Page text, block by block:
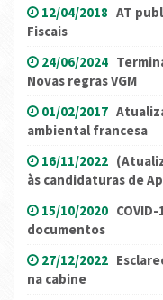
12/04/2018 AT
Fiscais
24/06/2024
Novas regras VGM
01/02/2017
ambiental francesa
16/11/2022
às candidaturas de
15/10/2020
documentos
27/12/2022
na cabine